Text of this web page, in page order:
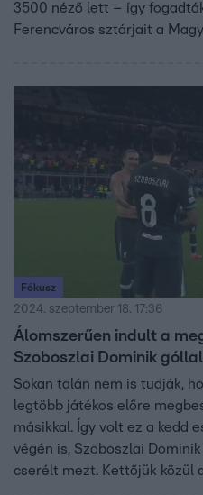
3500 néző lett – így
Ferencváros sztárjait a
Fókusz
2024. szeptember 18. 17:36
Álomszerűen indult a
Szoboszlai Dominik
Sokan talán nem is tudják,
legtöbb játékos előre
másikkal. Így volt ez a kedd
végén is, Szoboszlai
cserélt mezt. Kettőjük közül